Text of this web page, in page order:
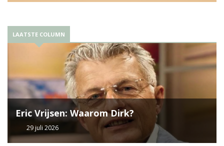
LAATSTE COLUMN
Eric Vrijsen: Waarom Dirk?
29 juli 2026